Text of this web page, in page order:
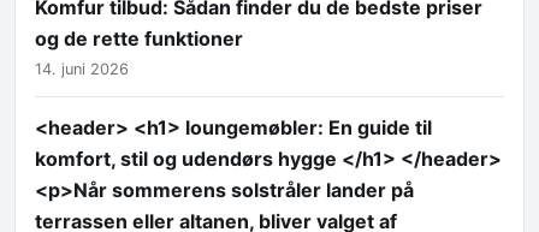
Komfur tilbud: Sådan finder du de bedste priser
og de rette funktioner
14. juni 2026
<header> <h1> loungemøbler: En guide til
komfort, stil og udendørs hygge </h1> </header>
<p>Når sommerens solstråler lander på
terrassen eller altanen, bliver valget af